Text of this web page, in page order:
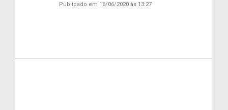
Publicado em 16/06/2020 às 13:27